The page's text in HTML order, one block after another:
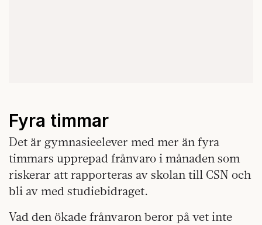
Fyra timmar
Det är gymnasieelever med mer än fyra
timmars upprepad frånvaro i månaden som
riskerar att rapporteras av skolan till CSN och
bli av med studiebidraget.
Vad den ökade frånvaron beror på vet inte